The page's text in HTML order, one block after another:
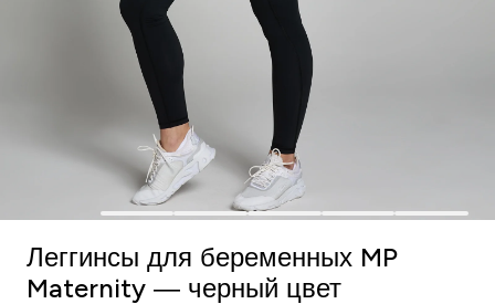
Леггинсы для беременных MP
Maternity — черный цвет